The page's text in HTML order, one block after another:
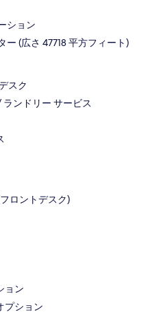
ション
ー (広さ 47718 平方フィート)
スク
ランドリー サービス
ロントデスク)
ョン
プション